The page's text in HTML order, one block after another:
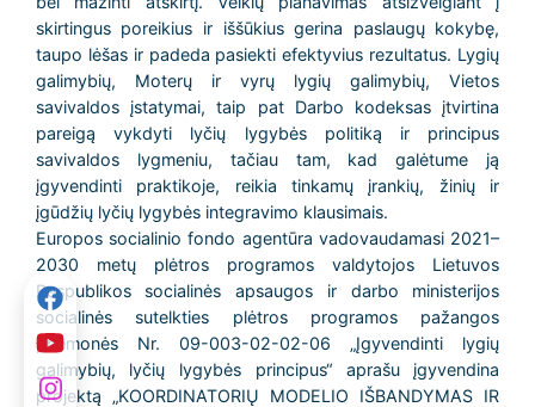
skirtingus poreikius ir iššūkius gerina paslaugų kokybę,
taupo lėšas ir padeda pasiekti efektyvius rezultatus. Lygių
galimybių, Moterų ir vyrų lygių galimybių, Vietos
savivaldos įstatymai, taip pat Darbo kodeksas įtvirtina
pareigą vykdyti lyčių lygybės politiką ir principus
savivaldos lygmeniu, tačiau tam, kad galėtume ją
įgyvendinti praktikoje, reikia tinkamų įrankių, žinių ir
įgūdžių lyčių lygybės integravimo klausimais.
Europos socialinio fondo agentūra vadovaudamasi 2021–
2030 metų plėtros programos valdytojos Lietuvos
Respublikos socialinės apsaugos ir darbo ministerijos
socialinės sutelkties plėtros programos pažangos
priemonės Nr. 09-003-02-02-06 „Įgyvendinti lygių
galimybių, lyčių lygybės principus“ aprašu įgyvendina
projektą „KOORDINATORIŲ MODELIO IŠBANDYMAS IR